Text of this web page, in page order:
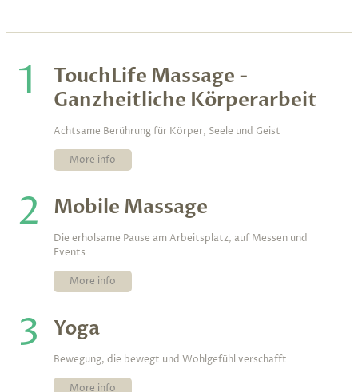
1
TouchLife Massage -
Ganzheitliche Körperarbeit
Achtsame Berührung für Körper, Seele und Geist
More info
2 Mobile Massage
Die erholsame Pause am Arbeitsplatz, auf Messen und
Events
More info
3 Yoga
Bewegung, die bewegt und Wohlgefühl verschafft
More info